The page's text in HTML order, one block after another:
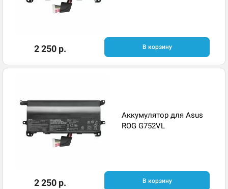
2 250 р. В корзину
Аккумулятор для Asus
ROG G752VL
2 250 р. В корзину